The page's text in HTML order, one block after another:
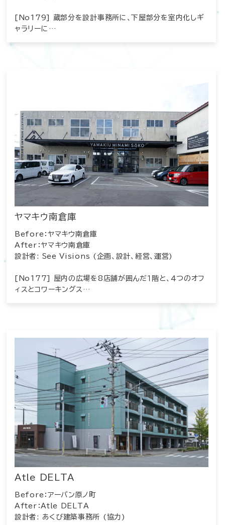
[No179] 蔵部分を設計事務所に、下屋部分を室内化しギ
ャラリーに…
ヤマキウ南倉庫
Before：ヤマキウ南倉庫
After：ヤマキウ南倉庫
設計者: See Visions (企画、設計、経営、運営)
[No177] 屋内の広場を8店舗が囲んだ１階と、４つのオフ
ィスとコワーキングス…
Atle DELTA
Before：アーバン原ノ町
After：Atle DELTA
設計者: あくび建築事務所 (協力)